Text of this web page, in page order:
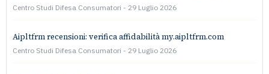
Centro Studi Difesa Consumatori 29 Luglio 2026
Aipltfrm recensioni: verifica affidabilità my.aipltfrm.com
Centro Studi Difesa Consumatori 29 Luglio 2026